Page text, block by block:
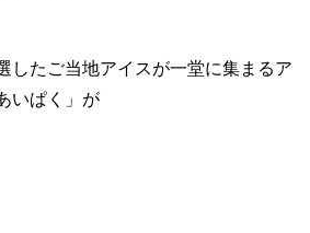
したご当地アイスが一堂に集まるア
いぱく」が